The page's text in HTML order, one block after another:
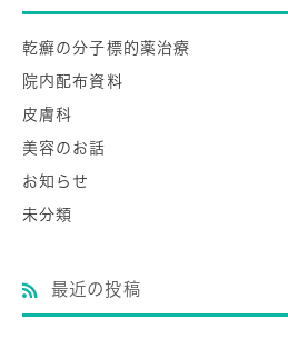
乾癬の分子標的薬治療
院内配布資料
皮膚科
美容のお話
お知らせ
未分類
最近の投稿